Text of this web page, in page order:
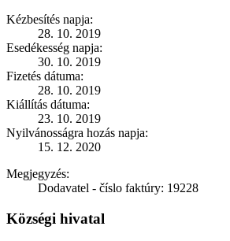
Kézbesítés napja:
28. 10. 2019
Esedékesség napja:
30. 10. 2019
Fizetés dátuma:
28. 10. 2019
Kiállítás dátuma:
23. 10. 2019
Nyilvánosságra hozás napja:
15. 12. 2020
Megjegyzés:
Dodavatel - číslo faktúry: 19228
Községi hivatal